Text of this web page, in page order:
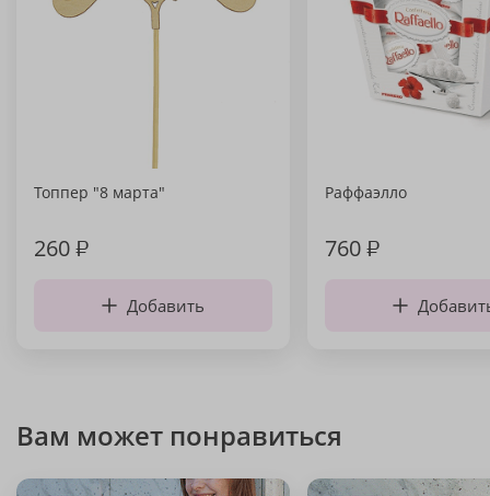
Топпер "8 марта"
260₽
Добавить
Раффаэлло
760₽
Вам может понравиться